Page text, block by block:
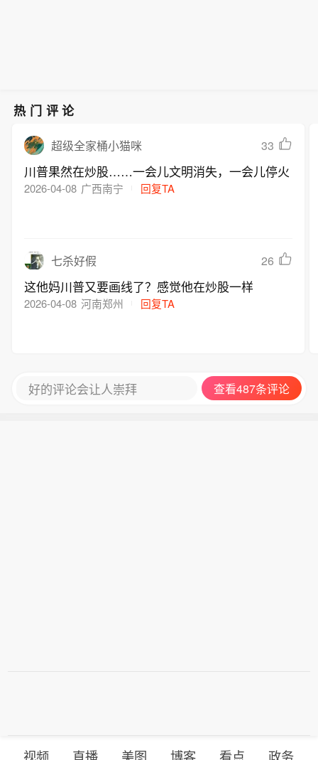
热门评论
超级全家桶小猫咪 33
川普果然在炒股……一会儿文明消失，一会儿停火
2026-04-08 广西南宁 回复TA
七杀好假 26
这他妈川普又要画线了？感觉他在炒股一样
2026-04-08 河南郑州 回复TA
好的评论会让人崇拜 查看487条评论
视频 直播 美图 博客 看点 政务